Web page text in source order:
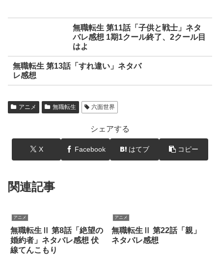
無職転生 第11話「子供と戦士」ネタ
バレ感想 1期1クール終了、2クール目
はよ
無職転生 第13話「すれ違い」ネタバ
レ感想
アニメ 無職転生 六面世界
シェアする
X Facebook はてブ コピー
関連記事
アニメ
無職転生Ⅱ 第8話「絶望の
婚約者」ネタバレ感想 伏
線てんこもり
アニメ
無職転生Ⅱ 第22話「親」
ネタバレ感想